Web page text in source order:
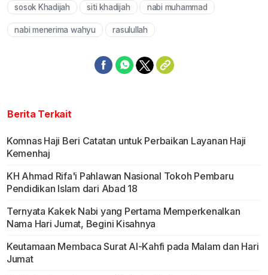
sosok Khadijah siti khadijah nabi muhammad
nabi menerima wahyu rasulullah
Berita Terkait
Komnas Haji Beri Catatan untuk Perbaikan Layanan Haji
Kemenhaj
KH Ahmad Rifa'i Pahlawan Nasional Tokoh Pembaru
Pendidikan Islam dari Abad 18
Ternyata Kakek Nabi yang Pertama Memperkenalkan
Nama Hari Jumat, Begini Kisahnya
Keutamaan Membaca Surat Al-Kahfi pada Malam dan Hari
Jumat